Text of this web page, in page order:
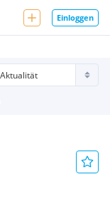
Einloggen